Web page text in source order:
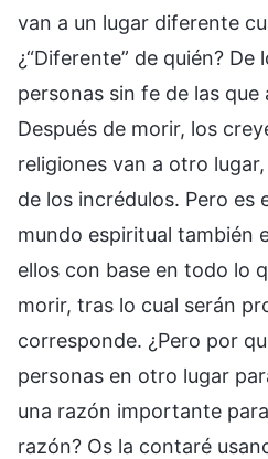
van a un lugar diferente
¿“Diferente” de quién? De
personas sin fe de las que
Después de morir, los
religiones van a otro
de los incrédulos. Pero es
mundo espiritual también
ellos con base en todo lo
morir, tras lo cual serán
corresponde. ¿Pero por
personas en otro lugar
una razón importante
razón? Os la contaré